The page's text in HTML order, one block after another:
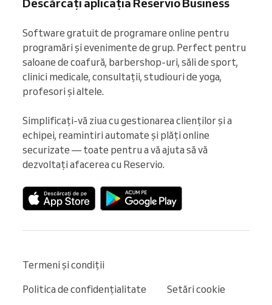
Software gratuit de programare online pentru
programări și evenimente de grup. Perfect pentru
saloane de coafură, barbershop-uri, săli de sport,
clinici medicale, consultații, studiouri de yoga,
profesori și altele.
Simplificați-vă ziua cu gestionarea clienților și a
echipei, reamintiri automate și plăți online
securizate — toate pentru a vă ajuta să vă
dezvoltați afacerea cu Reservio.
Termeni și condiții
Politica de confidențialitate
Setări cookie